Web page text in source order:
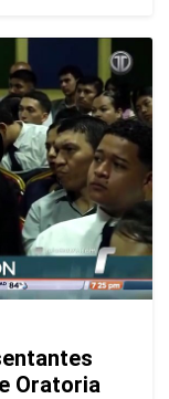
Oratoria